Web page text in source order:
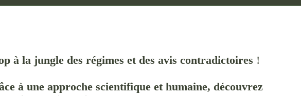
àla jungle des régimes et des avis contradictoires !
à une approche scientifique et humaine, découvrez